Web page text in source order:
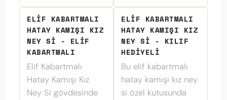
ELIF KABARTMALI
HATAY KAMIŞI KIZ
NEY SI - ELIF
KABARTMALI
Elif Kabartmalı
Hatay Kamışı Kız
Ney Si gövdesinde
ELIF KABARTMALI
HATAY KAMIŞI KIZ
NEY SI - KILIF
HEDIYELI
Bu elif kabartmalı
hatay kamışı kız ney
si özel kutusunda